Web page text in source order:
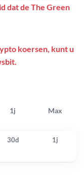
1j Max
dat de The Green
koersen, kunt u
30d 1j